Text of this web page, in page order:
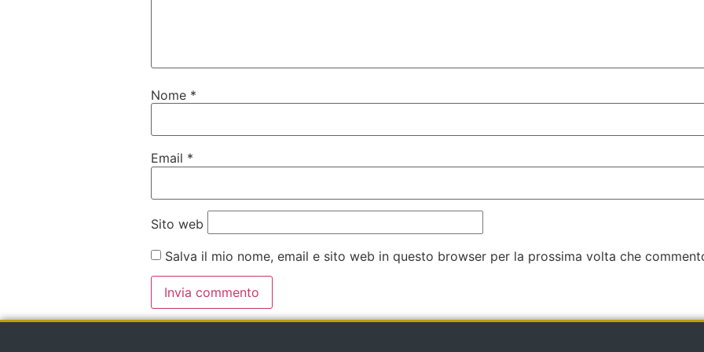
Nome *
Email *
Sito web
Salva il mio nome, email e sito web in questo browser per la prossima volta che